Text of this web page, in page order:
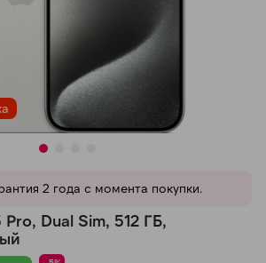
2 года с момента покупки.
Dual Sim, 512 ГБ,
товары
сегодня только
любого банка
товар
способом